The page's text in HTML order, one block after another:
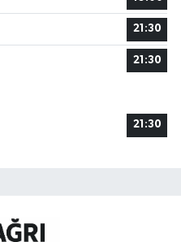
21:30
21:30
21:30